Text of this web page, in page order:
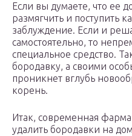
Если вы думаете, что ее
размягчить и поступить
заблуждение. Если и
самостоятельно, то
специальное средство.
бородавку, а своими
проникнет вглубь
корень.
Итак, современная
удалить бородавки на